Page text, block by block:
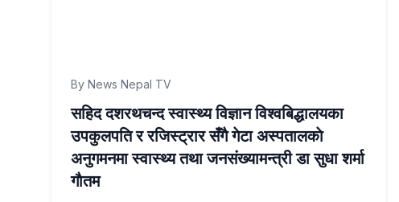
By News Nepal TV
सहिद दशरथचन्द स्वास्थ्य विज्ञान विश्वबिद्धालयका
उपकुलपति र रजिस्ट्रार सँगै गेटा अस्पतालकाे
अनुगमनमा स्वास्थ्य तथा जनसंख्यामन्त्री डा सुधा शर्मा
गाैतम